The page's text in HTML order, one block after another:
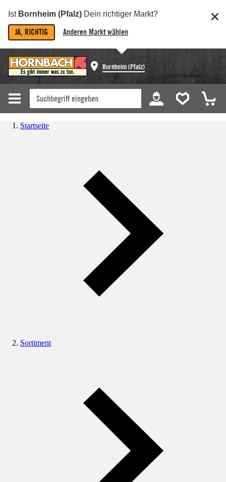
Ist Bornheim (Pfalz) Dein richtiger Markt?
JA, RICHTIG Anderen Markt wählen
Bornheim (Pfalz)
Startseite
Sortiment